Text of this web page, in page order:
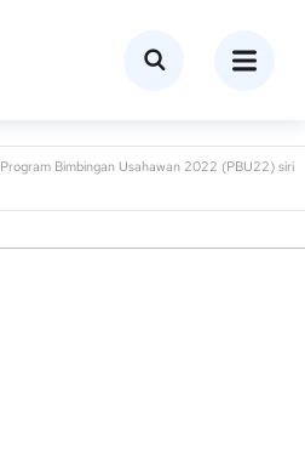
Program Bimbingan Usahawan 2022 (PBU22) siri